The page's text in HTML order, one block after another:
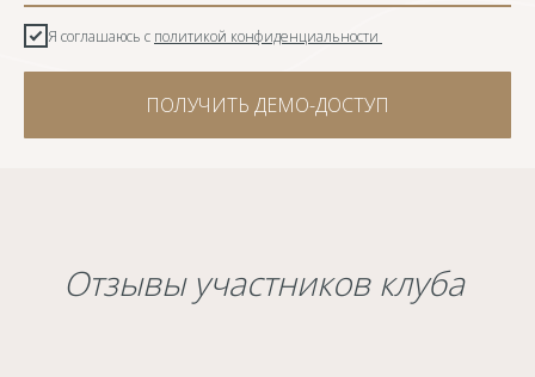
Я соглашаюсь с политикой конфиденциальности
ПОЛУЧИТЬ ДЕМО-ДОСТУП
Отзывы участников клуба